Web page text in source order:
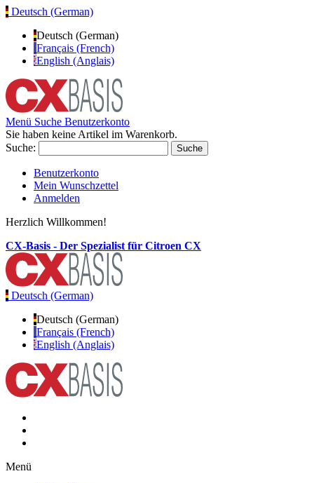
Deutsch (German)
Deutsch (German)
Français (French)
English (Anglais)
Menü Suche Benutzerkonto
Sie haben keine Artikel im Warenkorb.
Suche:
Suche
Benutzerkonto
Mein Wunschzettel
Anmelden
Herzlich Willkommen!
CX-Basis - Der Spezialist für Citroen CX
Deutsch (German)
Deutsch (German)
Français (French)
English (Anglais)
Menü